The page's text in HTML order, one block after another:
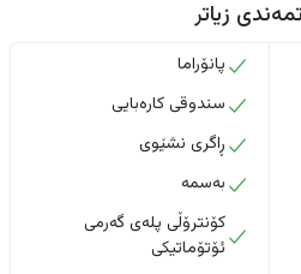
زیاتر
پانۆراما
سندوقی کارەبایی
ڕاگری نشێوی
بەسمە
کۆنترۆڵی پلەی گەرمی
ئۆتۆماتیکی